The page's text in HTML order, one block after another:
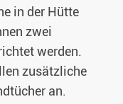
in der Hütte
zwei
werden.
zusätzliche
an.